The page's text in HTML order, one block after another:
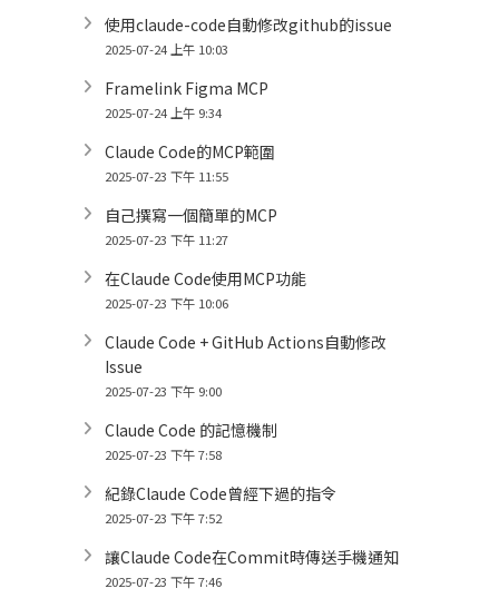
使用claude-code自動修改github的issue
2025-07-24 上午 10:03
Framelink Figma MCP
2025-07-24 上午 9:34
Claude Code的MCP範圍
2025-07-23 下午 11:55
自己撰寫一個簡單的MCP
2025-07-23 下午 11:27
在Claude Code使用MCP功能
2025-07-23 下午 10:06
Claude Code + GitHub Actions自動修改
Issue
2025-07-23 下午 9:00
Claude Code 的記憶機制
2025-07-23 下午 7:58
紀錄Claude Code曾經下過的指令
2025-07-23 下午 7:52
讓Claude Code在Commit時傳送手機通知
2025-07-23 下午 7:46